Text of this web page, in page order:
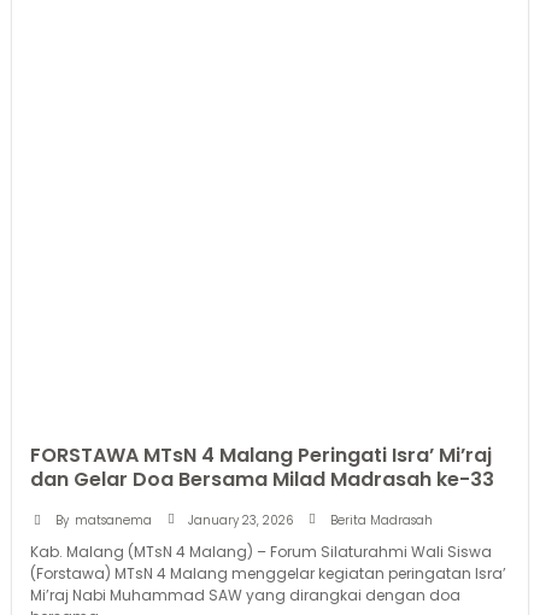
FORSTAWA MTsN 4 Malang Peringati Isra’ Mi’raj
dan Gelar Doa Bersama Milad Madrasah ke-33
By matsanema January 23, 2026 Berita Madrasah
Kab. Malang (MTsN 4 Malang) – Forum Silaturahmi Wali Siswa
(Forstawa) MTsN 4 Malang menggelar kegiatan peringatan Isra’
Mi’raj Nabi Muhammad SAW yang dirangkai dengan doa